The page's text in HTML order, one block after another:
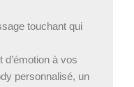
touchant qui
à vos
personnalisé, un